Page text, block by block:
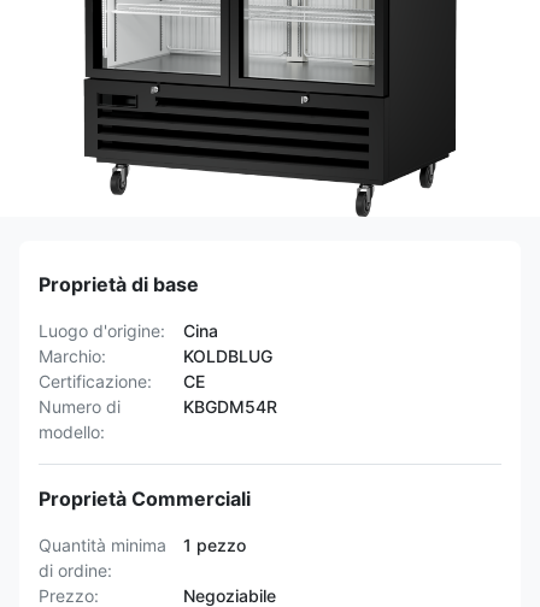
Proprietà di base
Luogo d'origine:
Cina
Marchio:
KOLDBLUG
Certificazione:
CE
Numero di
modello:
KBGDM54R
Proprietà Commerciali
Quantità minima
di ordine:
1 pezzo
Prezzo:
Negoziabile